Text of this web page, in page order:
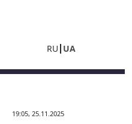
RU UA
19:05, 25.11.2025